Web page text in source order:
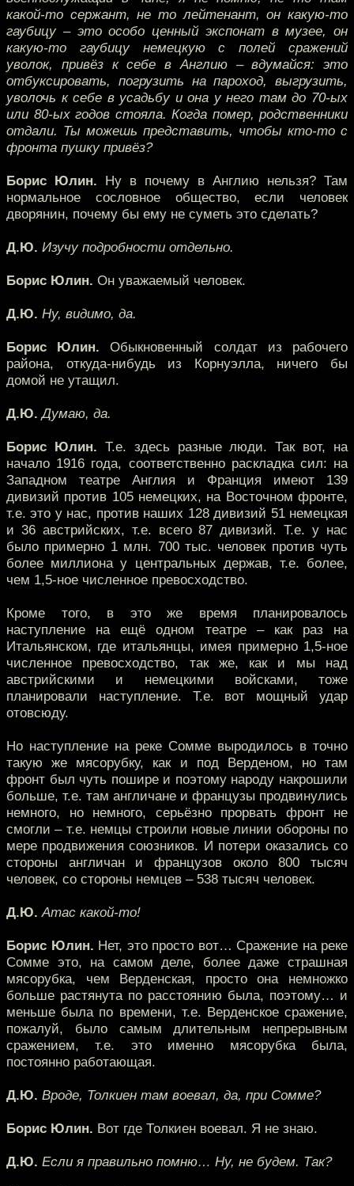
какой-то сержант, не то лейтенант, он какую-то
гаубицу – это особо ценный экспонат в музее, он
какую-то гаубицу немецкую с полей сражений
уволок, привёз к себе в Англию – вдумайся: это
отбуксировать, погрузить на пароход, выгрузить,
уволочь к себе в усадьбу и она у него там до 70-ых
или 80-ых годов стояла. Когда помер, родственники
отдали. Ты можешь представить, чтобы кто-то с
фронта пушку привёз?
Борис Юлин. Ну в почему в Англию нельзя? Там
нормальное сословное общество, если человек
дворянин, почему бы ему не суметь это сделать?
Д.Ю. Изучу подробности отдельно.
Борис Юлин. Он уважаемый человек.
Д.Ю. Ну, видимо, да.
Борис Юлин. Обыкновенный солдат из рабочего
района, откуда-нибудь из Корнуэлла, ничего бы
домой не утащил.
Д.Ю. Думаю, да.
Борис Юлин. Т.е. здесь разные люди. Так вот, на
начало 1916 года, соответственно раскладка сил: на
Западном театре Англия и Франция имеют 139
дивизий против 105 немецких, на Восточном фронте,
т.е. это у нас, против наших 128 дивизий 51 немецкая
и 36 австрийских, т.е. всего 87 дивизий. Т.е. у нас
было примерно 1 млн. 700 тыс. человек против чуть
более миллиона у центральных держав, т.е. более,
чем 1,5-ное численное превосходство.
Кроме того, в это же время планировалось
наступление на ещё одном театре – как раз на
Итальянском, где итальянцы, имея примерно 1,5-ное
численное превосходство, так же, как и мы над
австрийскими и немецкими войсками, тоже
планировали наступление. Т.е. вот мощный удар
отовсюду.
Но наступление на реке Сомме выродилось в точно
такую же мясорубку, как и под Верденом, но там
фронт был чуть пошире и поэтому народу накрошили
больше, т.е. там англичане и французы продвинулись
немного, но немного, серьёзно прорвать фронт не
смогли – т.е. немцы строили новые линии обороны по
мере продвижения союзников. И потери оказались со
стороны англичан и французов около 800 тысяч
человек, со стороны немцев – 538 тысяч человек.
Д.Ю. Атас какой-то!
Борис Юлин. Нет, это просто вот… Сражение на реке
Сомме это, на самом деле, более даже страшная
мясорубка, чем Верденская, просто она немножко
больше растянута по расстоянию была, поэтому… и
меньше была по времени, т.е. Верденское сражение,
пожалуй, было самым длительным непрерывным
сражением, т.е. это именно мясорубка была,
постоянно работающая.
Д.Ю. Вроде, Толкиен там воевал, да, при Сомме?
Борис Юлин. Вот где Толкиен воевал. Я не знаю.
Д.Ю. Если я правильно помню… Ну, не будем. Так?